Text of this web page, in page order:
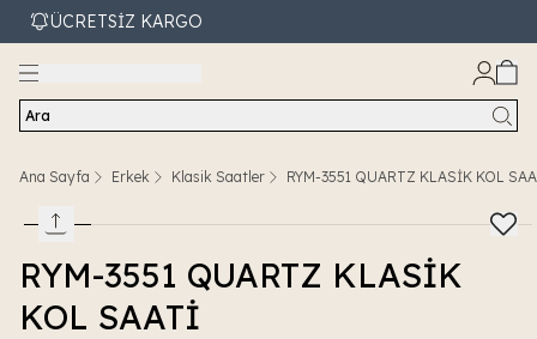
ÜCRETSİZ KARGO
Ara
Ana Sayfa Erkek Klasik Saatler RYM-3551 QUARTZ KLASİK KOL
RYM-3551 QUARTZ KLASİK
KOL SAATİ